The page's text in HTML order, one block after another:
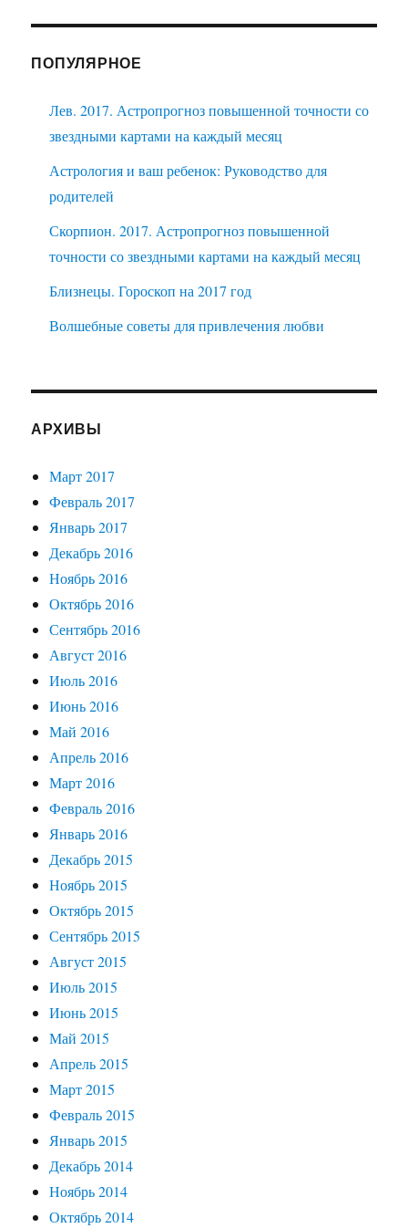
ПОПУЛЯРНОЕ
Лев. 2017. Астропрогноз повышенной точности со
звездными картами на каждый месяц
Астрология и ваш ребенок: Руководство для
родителей
Скорпион. 2017. Астропрогноз повышенной
точности со звездными картами на каждый месяц
Близнецы. Гороскоп на 2017 год
Волшебные советы для привлечения любви
АРХИВЫ
Март 2017
Февраль 2017
Январь 2017
Декабрь 2016
Ноябрь 2016
Октябрь 2016
Сентябрь 2016
Август 2016
Июль 2016
Июнь 2016
Май 2016
Апрель 2016
Март 2016
Февраль 2016
Январь 2016
Декабрь 2015
Ноябрь 2015
Октябрь 2015
Сентябрь 2015
Август 2015
Июль 2015
Июнь 2015
Май 2015
Апрель 2015
Март 2015
Февраль 2015
Январь 2015
Декабрь 2014
Ноябрь 2014
Октябрь 2014